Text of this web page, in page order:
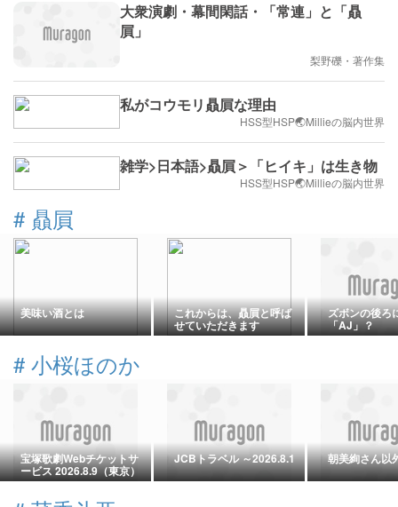
大衆演劇・幕間閑話・「常連」と「贔
屓」
梨野礫・著作集
私がコウモリ贔屓な理由
HSS型HSP🌏Millieの脳内世界
雑学>日本語>贔屓＞「ヒイキ」は生き物
HSS型HSP🌏Millieの脳内世界
# 贔屓
美味い酒とは これからは、贔屓と呼ば
せていただきます
ズボンの後ろ
「AJ」？
# 小桜ほのか
宝塚歌劇Webチケットサ
ービス 2026.8.9（東京）
JCBトラベル ～2026.8.1 朝美絢さん以